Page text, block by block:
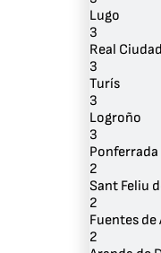
Lugo
3
Real
3
Turís
3
Logroño
3
Ponferrada
2
Sant Feliu
2
Fuentes
2